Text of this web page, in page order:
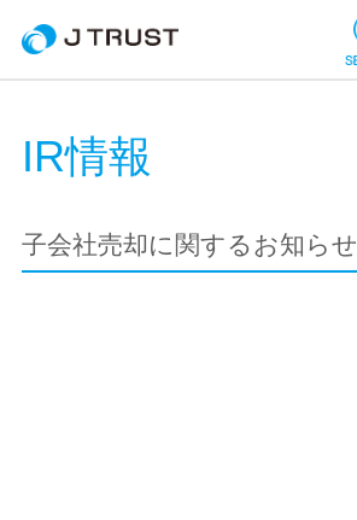
IR情報
子会社売却に関するお知らせ